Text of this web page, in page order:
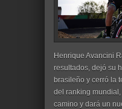
Henrique Avancini
resultados, dejó su
brasileño y cerró la
del ranking
camino y dará un